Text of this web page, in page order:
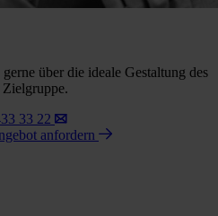
über die ideale Gestaltung des
33 22
anfordern